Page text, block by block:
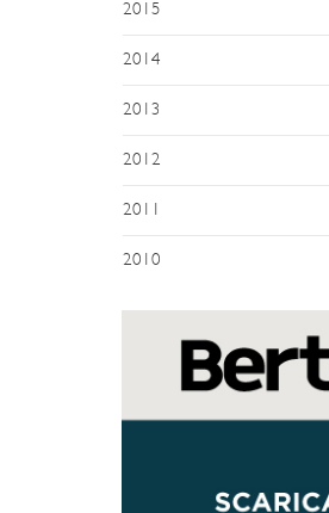
2015
2014
2013
2012
2011
2010